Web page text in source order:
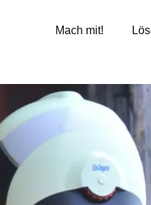
Mach mit!